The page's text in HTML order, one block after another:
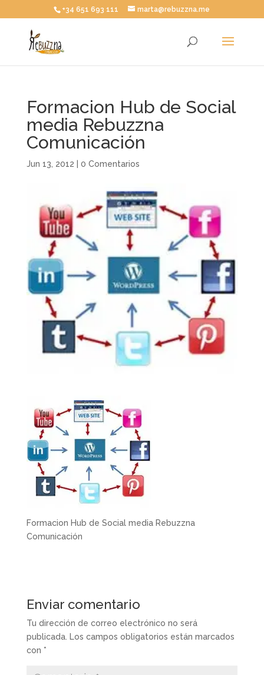
+34 651 693 111 marta@rebuzzna.me
Formacion Hub de Social
media Rebuzzna
Comunicación
Jun 13, 2012 0 Comentarios
Formacion Hub de Social media Rebuzzna
Comunicación
Enviar comentario
Tu dirección de correo electrónico no será
publicada. Los campos obligatorios están marcados
con *